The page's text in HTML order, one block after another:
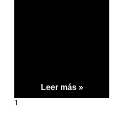
Leer más »